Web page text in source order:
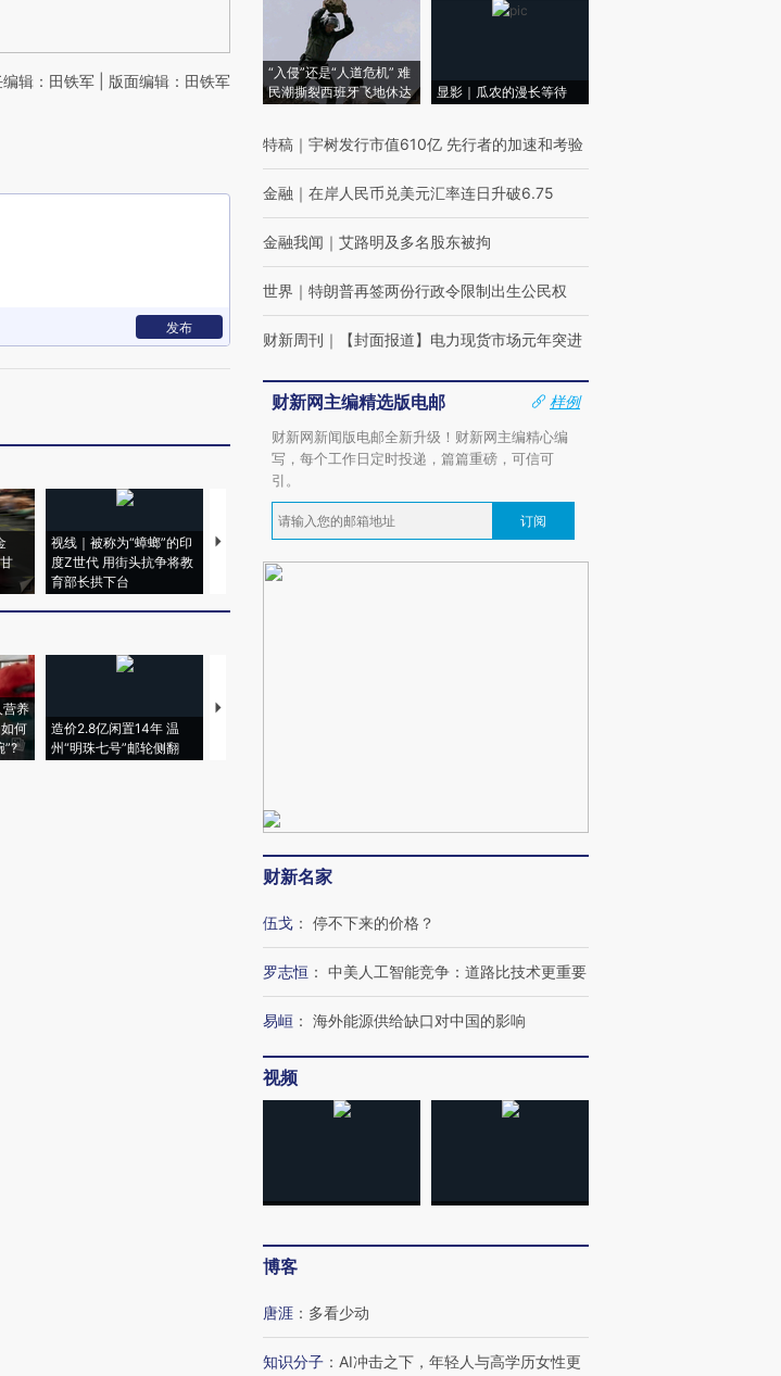
编辑：田铁军 | 版面编辑：田铁军
发布
视线｜被称为“蟑螂”的印
度Z世代 用街头抗争将教
育部长拱下台
视线｜“入侵”还是“人道危
机”？难民潮撕裂西班牙
飞地休达
湖北宜昌局部短时降雨
128毫米 紧急转移近
哈尔滨遭遇短时极端强降
雨 3小时累计雨量超80毫
营养
何
”?
造价2.8亿闲置14年 温
州“明珠七号”邮轮侧翻
特朗普出席葬礼疑似打瞌
“入侵”还是“人道危机” 难
民潮撕裂西班牙飞地休达
显影｜瓜农的漫长等待
特稿 ｜ 宇树发行市值610亿 先行者的加速和考验
金融 ｜ 在岸人民币兑美元汇率连日升破6.75
金融我闻 ｜ 艾路明及多名股东被拘
世界 ｜ 特朗普再签两份行政令限制出生公民权
财新周刊 ｜ 【封面报道】电力现货市场元年突进
财新网主编精选版电邮
样例
财新网新闻版电邮全新升级！财新网主编精心编
写，每个工作日定时投递，篇篇重磅，可信可
引。
订阅
财新名家
伍戈 ： 停不下来的价格？
罗志恒 ： 中美人工智能竞争：道路比技术更重要
易峘 ： 海外能源供给缺口对中国的影响
视频
博客
唐涯 ： 多看少动
知识分子 ： AI冲击之下，年轻人与高学历女性更